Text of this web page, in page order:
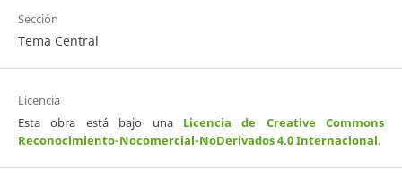
Sección
Tema Central
Licencia
Esta obra está bajo una Licencia de Creative Commons
Reconocimiento-Nocomercial-NoDerivados 4.0 Internacional.